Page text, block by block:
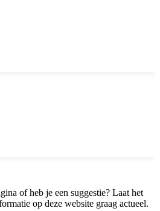
of heb je een suggestie? Laat het
op deze website graag actueel.